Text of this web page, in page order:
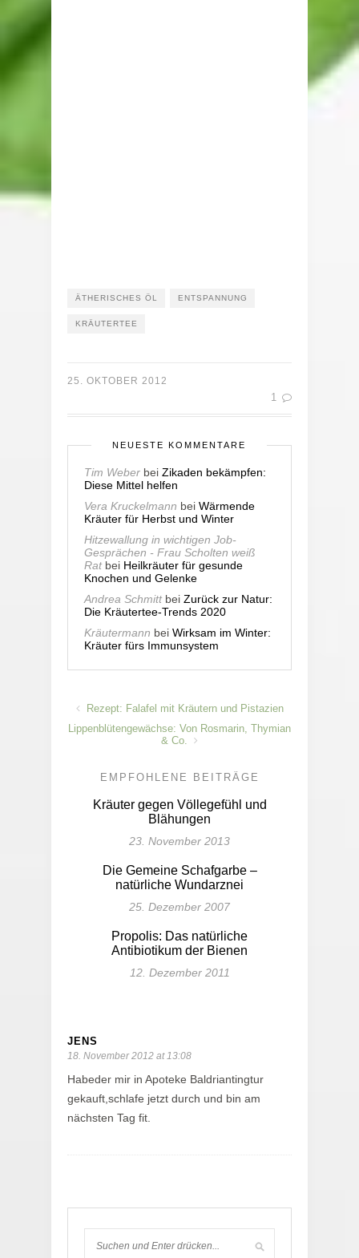
ÄTHERISCHES ÖL ENTSPANNUNG
KRÄUTERTEE
25. OKTOBER 2012
1
NEUESTE KOMMENTARE
Tim Weber bei Zikaden bekämpfen:
Diese Mittel helfen
Vera Kruckelmann bei Wärmende
Kräuter für Herbst und Winter
Hitzewallung in wichtigen Job-
Gesprächen - Frau Scholten weiß
Ratbei Heilkräuter für gesunde
Knochen und Gelenke
Andrea Schmittbei Zurück zur Natur:
Die Kräutertee-Trends 2020
Kräutermann bei Wirksam im Winter:
Kräuter fürs Immunsystem
Rezept: Falafel mit Kräutern und Pistazien
Lippenblütengewächse: Von Rosmarin, Thymian
& Co.
EMPFOHLENE BEITRÄGE
Kräuter gegen Völlegefühl und
Blähungen
23. November 2013
Die Gemeine Schafgarbe –
natürliche Wundarznei
25. Dezember 2007
Propolis: Das natürliche
Antibiotikum der Bienen
12. Dezember 2011
JENS
18. November 2012 at 13:08
Habeder mir in Apoteke Baldriantingtur
gekauft,schlafe jetzt durch und bin am
nächsten Tag fit.